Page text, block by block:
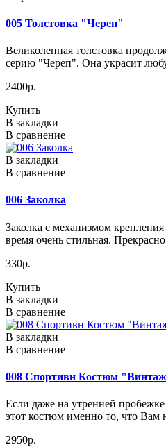
005 Толстовка "Череп"
Великолепная толстовка
серию "Череп". Она украсит
2400р.
Купить
В закладки
В сравнение
В закладки
В сравнение
006 Заколка
Заколка с механизмом
время очень стильная.
330р.
Купить
В закладки
В сравнение
В закладки
В сравнение
008 Спортивн Костюм
Если даже на утренней пробежке
этот костюм именно то, что
2950р.